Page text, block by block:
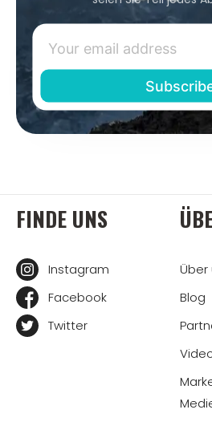
FINDE UNS
Instagram
Facebook
Twitter
Über
Blog